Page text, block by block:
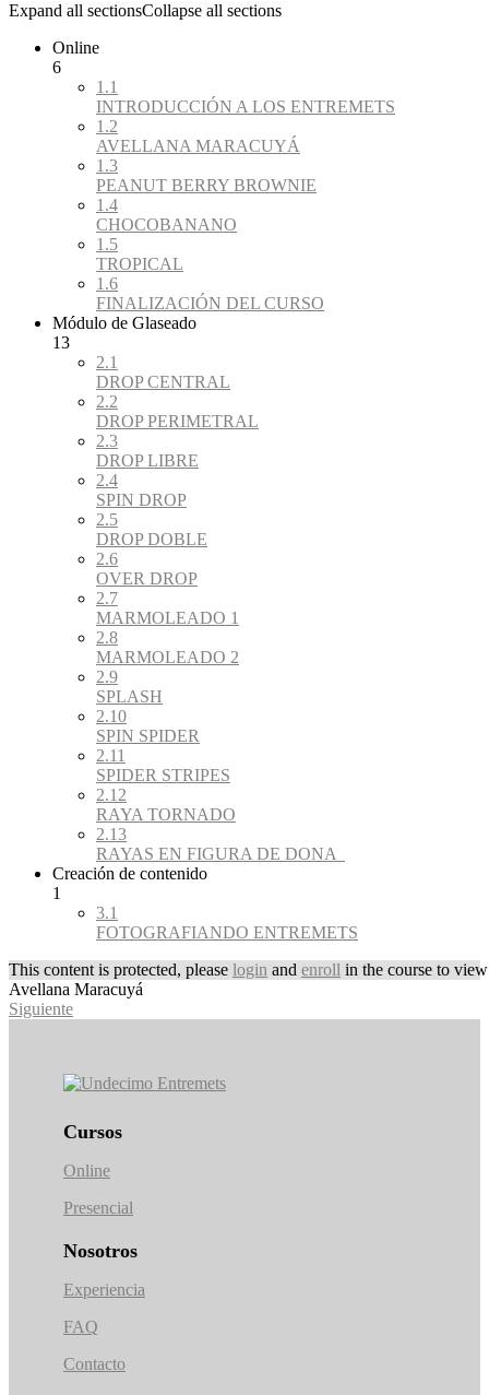
Expand all sectionsCollapse all sections
Online
6
1.1
INTRODUCCIÓN A LOS ENTREMETS
1.2
AVELLANA MARACUYÁ
1.3
PEANUT BERRY BROWNIE
1.4
CHOCOBANANO
1.5
TROPICAL
1.6
FINALIZACIÓN DEL CURSO
Módulo de Glaseado
13
2.1
DROP CENTRAL
2.2
DROP PERIMETRAL
2.3
DROP LIBRE
2.4
SPIN DROP
2.5
DROP DOBLE
2.6
OVER DROP
2.7
MARMOLEADO 1
2.8
MARMOLEADO 2
2.9
SPLASH
2.10
SPIN SPIDER
2.11
SPIDER STRIPES
2.12
RAYA TORNADO
2.13
RAYAS EN FIGURA DE DONA
Creación de contenido
1
3.1
FOTOGRAFIANDO ENTREMETS
This content is protected, please login and enroll in the course to
Avellana Maracuyá
Siguiente
Cursos
Online
Presencial
Nosotros
Experiencia
FAQ
Contacto